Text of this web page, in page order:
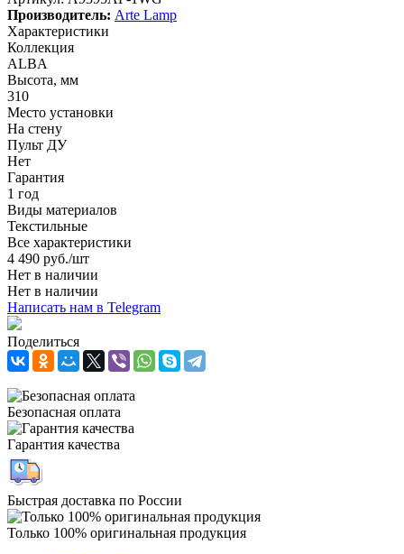
Производитель: Arte Lamp
Характеристики
Коллекция
ALBA
Высота, мм
310
Место установки
На стену
Пульт ДУ
Нет
Гарантия
1 год
Виды материалов
Текстильные
Все характеристики
4 490 руб./шт
Нет в наличии
Нет в наличии
Написать нам в Telegram
Поделиться
Безопасная оплата
Гарантия качества
Быстрая доставка по России
Только 100% оригинальная продукция